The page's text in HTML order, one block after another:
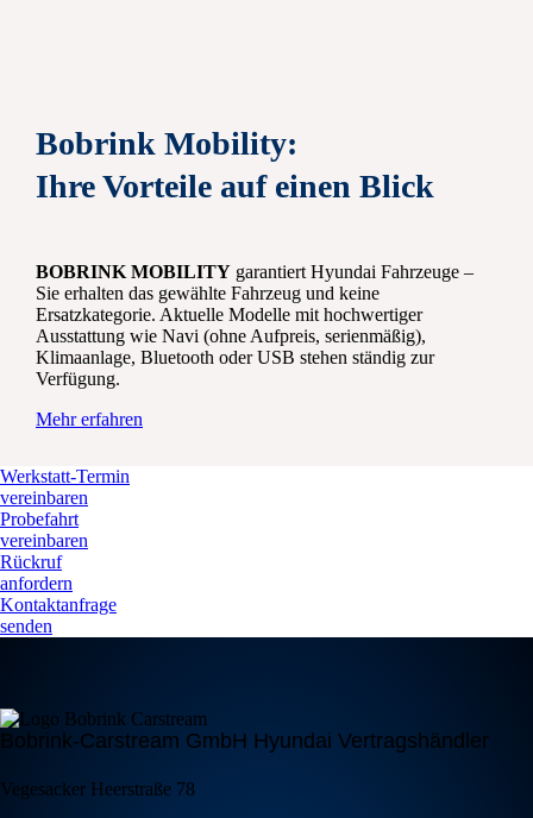
Bobrink Mobility:
Ihre Vorteile auf einen Blick
BOBRINK MOBILITY garantiert Hyundai Fahrzeuge –
Sie erhalten das gewählte Fahrzeug und keine
Ersatzkategorie. Aktuelle Modelle mit hochwertiger
Ausstattung wie Navi (ohne Aufpreis, serienmäßig),
Klimaanlage, Bluetooth oder USB stehen ständig zur
Verfügung.
Mehr erfahren
Werkstatt-Termin
vereinbaren
Probefahrt
vereinbaren
Rückruf
anfordern
Kontaktanfrage
senden
Bobrink-Carstream GmbH Hyundai Vertragshändler
Vegesacker Heerstraße 78